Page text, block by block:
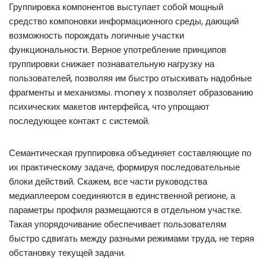
Группировка компонентов выступает собой мощный
средство компоновки информационного среды, дающий
возможность порождать логичные участки
функциональности. Верное употребление принципов
группировки снижает познавательную нагрузку на
пользователей, позволяя им быстро отыскивать надобные
фрагменты и механизмы. money x позволяет образованию
психических макетов интерфейса, что упрощают
последующее контакт с системой.
Семантическая группировка объединяет составляющие по
их практическому задаче, формируя последовательные
блоки действий. Скажем, все части руководства
медиаплеером соединяются в единственной регионе, а
параметры профиля размещаются в отдельном участке.
Такая упорядочивание обеспечивает пользователям
быстро сдвигать между разными режимами труда, не теряя
обстановку текущей задачи.